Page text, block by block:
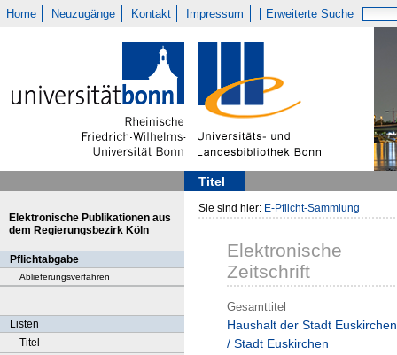
Home Neuzugänge Kontakt Impressum Erweiterte Suche
Titel
Elektronische Publikationen aus
dem Regierungsbezirk Köln
Pflichtabgabe
Ablieferungsverfahren
Listen
Titel
Sie sind hier: E-Pflicht-Sammlung
Elektronische
Zeitschrift
Gesamttitel
Haushalt der Stadt Euskirchen
/ Stadt Euskirchen